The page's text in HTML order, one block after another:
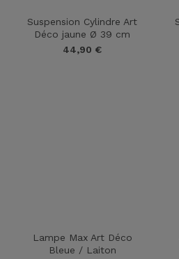
Suspension Cylindre Art
Déco jaune Ø 39 cm
44,90 €
Lampe Max Art Déco
Bleue / Laiton